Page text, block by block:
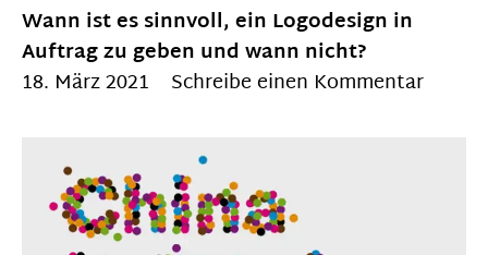
Wann ist es sinnvoll, ein Logodesign in
Auftrag zu geben und wann nicht?
18. März 2021
Schreibe einen Kommentar